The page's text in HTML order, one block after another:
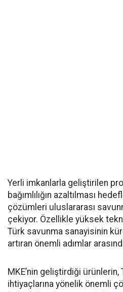
Yerli imkanlarla geliştirilen
bağımlılığın azaltılması
çözümleri uluslararası
çekiyor. Özellikle yüksek
Türk savunma sanayisinin
artıran önemli adımlar
MKE’nin geliştirdiği ürünlerin,
ihtiyaçlarına yönelik önemli